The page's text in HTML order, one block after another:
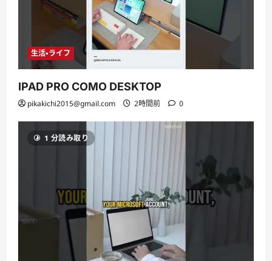
生活・ライフ
IPAD PRO COMO DESKTOP
pikakichi2015@gmail.com 2時間前 0
1 分読み取り